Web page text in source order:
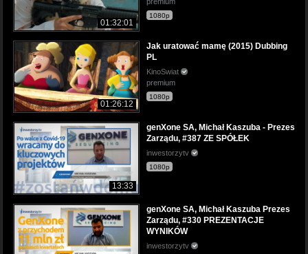
01:32:01
1080p
01:26:12
Jak uratować mamę (2015) Dubbing
PL
KinoSwiat
premium
1080p
13:33
genXone SA, Michał Kaszuba - Prezes
Zarządu, #387 ZE SPÓŁEK
inwestorzytv
1080p
genXone SA, Michał Kaszuba Prezes
Zarządu, #330 PREZENTACJE
WYNIKÓW
inwestorzytv